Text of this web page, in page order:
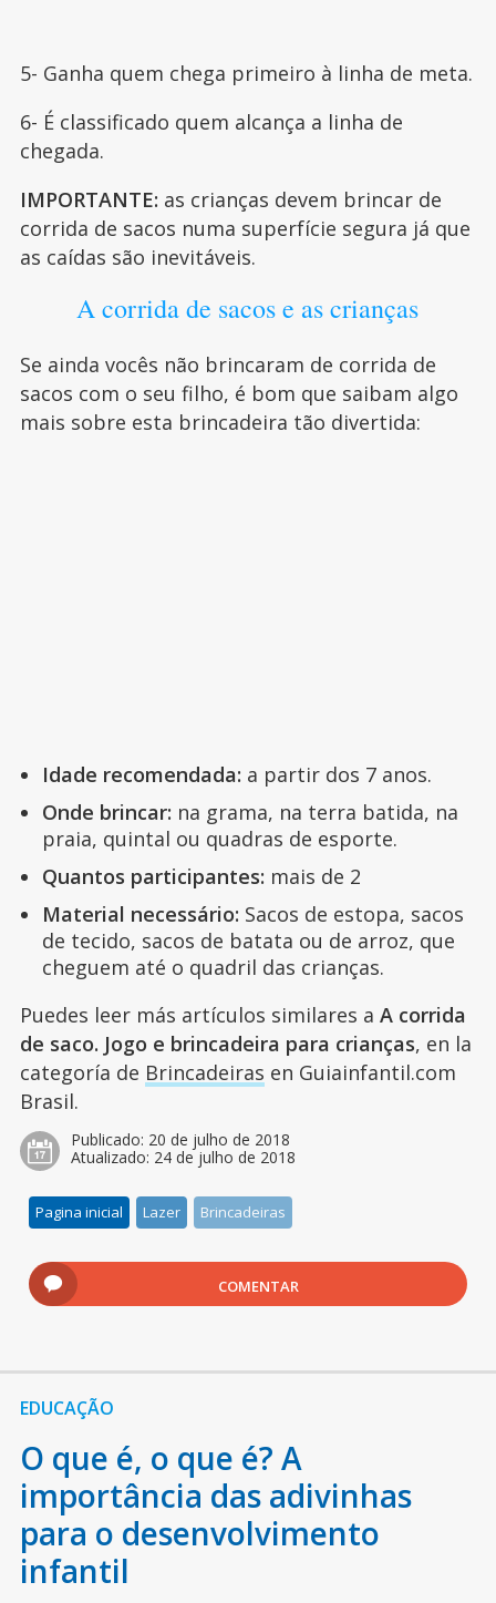
5- Ganha quem chega primeiro à linha de meta.
6- É classificado quem alcança a linha de
chegada.
IMPORTANTE: as crianças devem brincar de
corrida de sacos numa superfície segura já que
as caídas são inevitáveis.
A corrida de sacos e as crianças
Se ainda vocês não brincaram de corrida de
sacos com o seu filho, é bom que saibam algo
mais sobre esta brincadeira tão divertida:
Idade recomendada: a partir dos 7 anos.
Onde brincar: na grama, na terra batida, na
praia, quintal ou quadras de esporte.
Quantos participantes: mais de 2
Material necessário: Sacos de estopa, sacos
de tecido, sacos de batata ou de arroz, que
cheguem até o quadril das crianças.
Puedes leer más artículos similares a A corrida
de saco. Jogo e brincadeira para crianças, en la
categoría de Brincadeiras en Guiainfantil.com
Brasil.
Publicado: 20 de julho de 2018
Atualizado: 24 de julho de 2018
Pagina inicial Lazer Brincadeiras
COMENTAR
EDUCAÇÃO
O que é, o que é? A
importância das adivinhas
para o desenvolvimento
infantil